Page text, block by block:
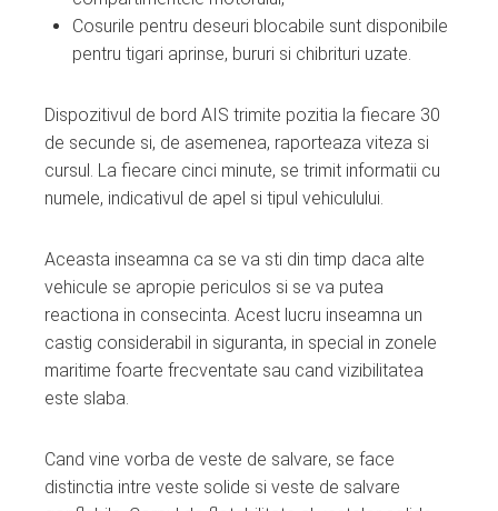
Cosurile pentru deseuri blocabile sunt disponibile
pentru tigari aprinse, bururi si chibrituri uzate.
Dispozitivul de bord AIS trimite pozitia la fiecare 30
de secunde si, de asemenea, raporteaza viteza si
cursul. La fiecare cinci minute, se trimit informatii cu
numele, indicativul de apel si tipul vehiculului.
Aceasta inseamna ca se va sti din timp daca alte
vehicule se apropie periculos si se va putea
reactiona in consecinta. Acest lucru inseamna un
castig considerabil in siguranta, in special in zonele
maritime foarte frecventate sau cand vizibilitatea
este slaba.
Cand vine vorba de veste de salvare, se face
distinctia intre veste solide si veste de salvare